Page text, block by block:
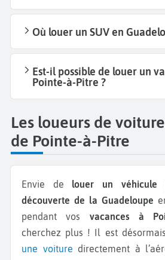
Où louer un SUV en
Est-il possible de louer un
Pointe-à-Pitre ?
Les loueurs de
de Pointe-à-Pitre
Envie de louer un véhicule
découverte de la Guadeloupe
pendant vos vacances à
cherchez plus ! Il est
une voiture directement à